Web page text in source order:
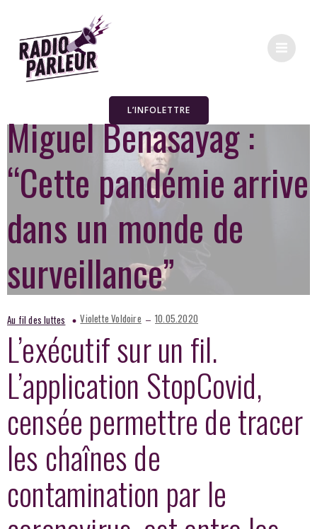
L’INFOLETTRE
Miguel Benasayag :
“Cette pandémie arrive
dans un monde de
surveillance”
Au fil des luttes Violette Voldoire – 10.05.2020
L’exécutif sur un fil.
L’application StopCovid,
censée permettre de tracer
les chaînes de
contamination par le